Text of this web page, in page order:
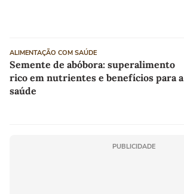
ALIMENTAÇÃO COM SAÚDE
Semente de abóbora: superalimento
rico em nutrientes e benefícios para a
saúde
PUBLICIDADE